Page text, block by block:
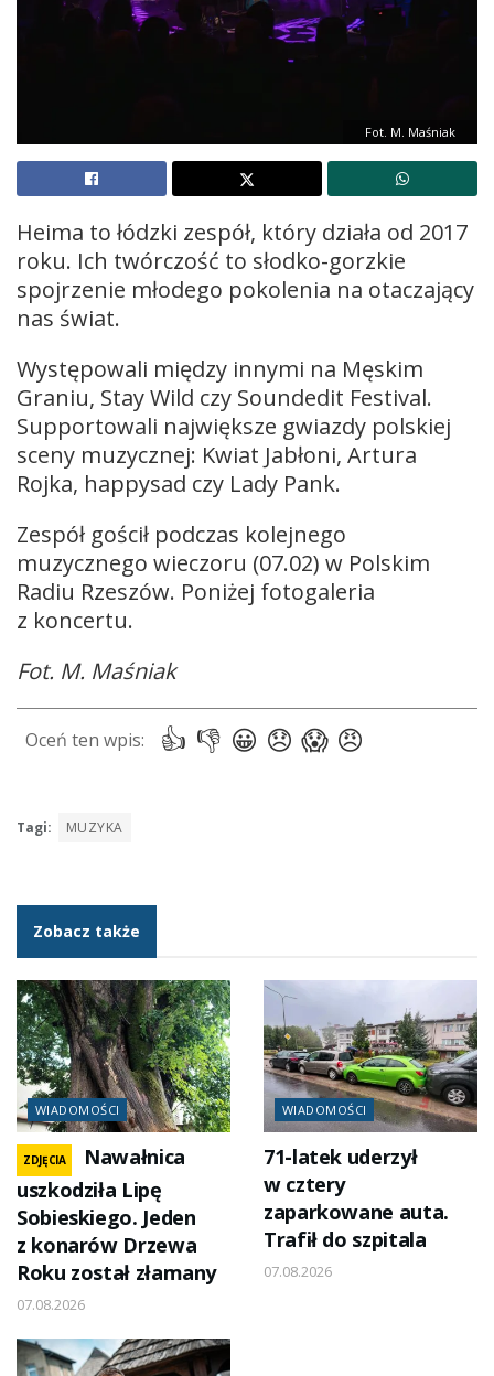
Fot. M. Maśniak
Heima to łódzki zespół, który działa od 2017
roku. Ich twórczość to słodko-gorzkie
spojrzenie młodego pokolenia na otaczający
nas świat.
Występowali między innymi na Męskim
Graniu, Stay Wild czy Soundedit Festival.
Supportowali największe gwiazdy polskiej
sceny muzycznej: Kwiat Jabłoni, Artura
Rojka, happysad czy Lady Pank.
Zespół gościł podczas kolejnego
muzycznego wieczoru (07.02) w Polskim
Radiu Rzeszów. Poniżej fotogaleria
z koncertu.
Fot. M. Maśniak
Tagi: MUZYKA
Zobacz także
WIADOMOŚCI
ZDJĘCIA
Nawałnica
uszkodziła Lipę
Sobieskiego. Jeden
z konarów Drzewa
Roku został złamany
07.08.2026
WIADOMOŚCI
71-latek uderzył
w cztery
zaparkowane auta.
Trafił do szpitala
07.08.2026